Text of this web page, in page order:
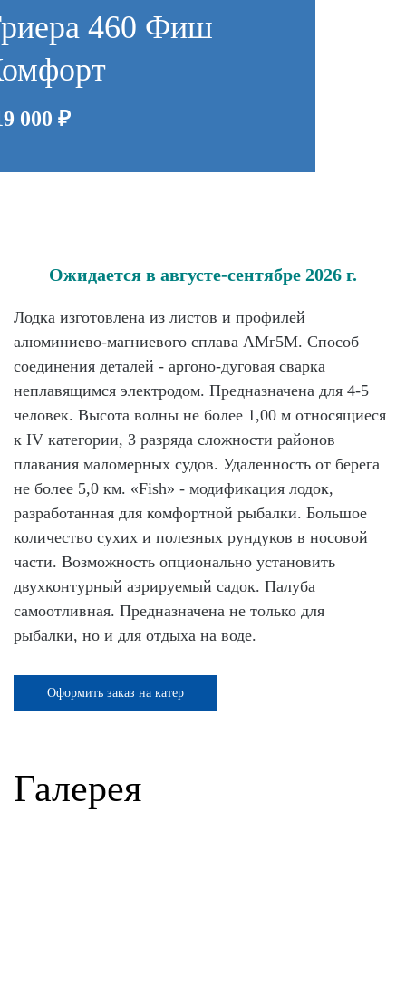
460 Фиш
000 ₽
Ожидается в августе-сентябре 2026 г.
Лодка изготовлена из листов и профилей
алюминиево-магниевого сплава АМг5М. Способ
соединения деталей - аргоно-дуговая сварка
неплавящимся электродом. Предназначена для 4-5
человек. Высота волны не более 1,00 м относящиеся
к IV категории, 3 разряда сложности районов
плавания маломерных судов. Удаленность от берега
не более 5,0 км. «Fish» - модификация лодок,
разработанная для комфортной рыбалки. Большое
количество сухих и полезных рундуков в носовой
части. Возможность опционально установить
двухконтурный аэрируемый садок. Палуба
самоотливная. Предназначена не только для
рыбалки, но и для отдыха на воде.
Оформить заказ на катер
Галерея